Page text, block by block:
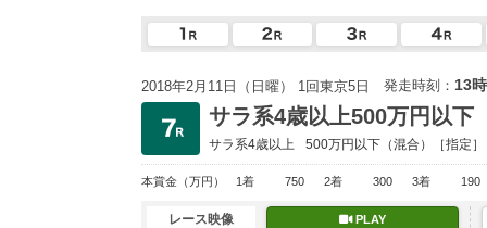
2018年2月11日（日曜） 1回東京5日 発走時刻： 13
サラ系4歳以上500万円以下
サラ系4歳以上 500万円以下 （混合）［指定］
本賞金 （万円） 1着 750 2着 300 3着 190
レース映像 PLAY